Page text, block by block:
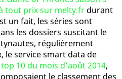
tout prix sur melty.fr durant
un fait, les séries sont
les dossiers suscitant le
régulièrement
le service smart data de
top 10 du mois d’août 2014,
le classement des